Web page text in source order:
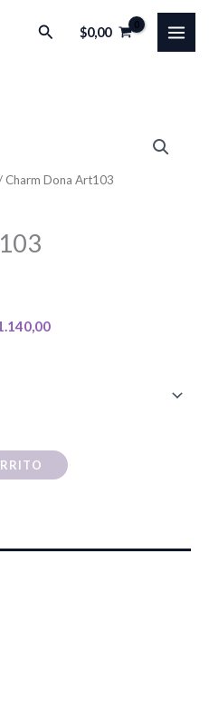
Buscar
$0,00
Charm Dona Art103